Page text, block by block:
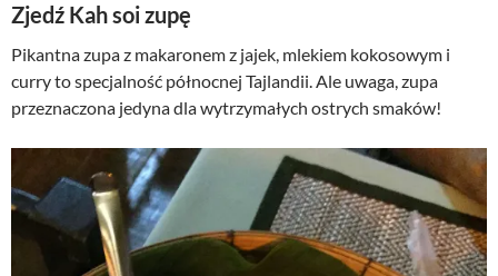
Zjedź Kah soi zupę
Pikantna zupa z makaronem z jajek, mlekiem kokosowym i
curry to specjalność północnej Tajlandii. Ale uwaga, zupa
przeznaczona jedyna dla wytrzymałych ostrych smaków!